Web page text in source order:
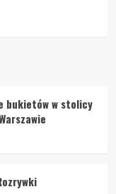
bukietów w stolicy